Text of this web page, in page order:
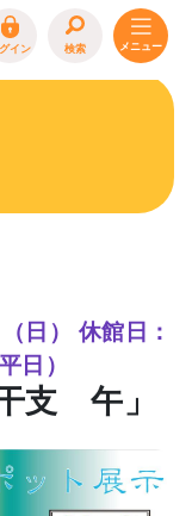
イン 検索
ト情報募集
日） 休館日：
日）
支 午」